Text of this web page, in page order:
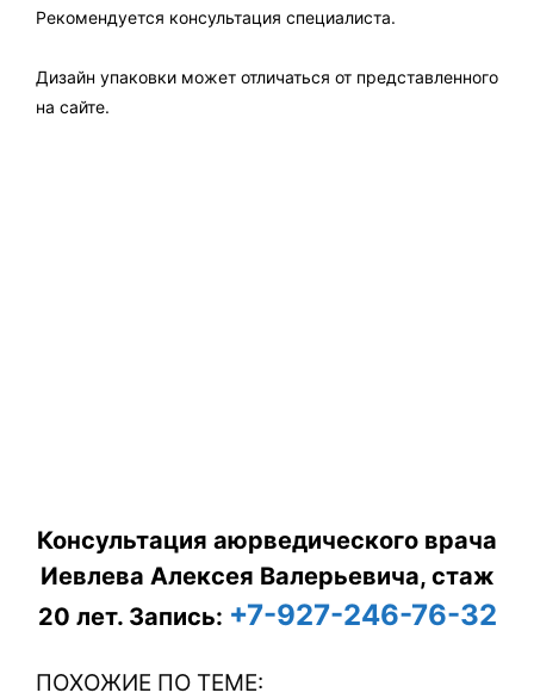
Рекомендуется консультация специалиста.
Дизайн упаковки может отличаться от представленного
на сайте.
Консультация аюрведического врача
Иевлева Алексея Валерьевича, стаж
20 лет. Запись: +7-927-246-76-32
ПОХОЖИЕ ПО ТЕМЕ: